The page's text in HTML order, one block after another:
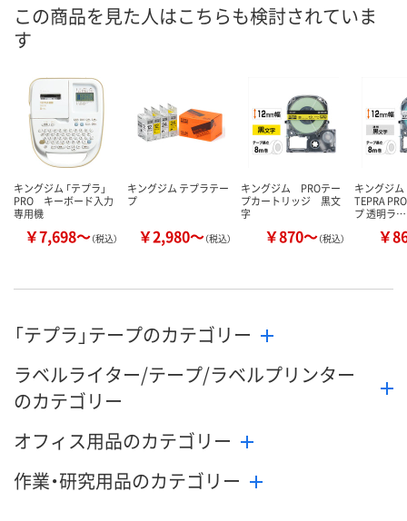
お届け日
数量
カゴへ カゴへ カ
この商品を見た人はこちらも検討されていま
す
キングジム 「テプラ」
PRO キーボード入力
専用機
￥7,698～（税込）
キングジム テプラテー
プ
￥2,980～（税込）
キングジム PROテー
プカートリッジ 黒文
字
￥870～（税込）
キングジム
TEPRA
プ 透明ラ…
￥
「テプラ」テープのカテゴリー
ラベルライター/テープ/ラベルプリンター
のカテゴリー
オフィス用品のカテゴリー
作業・研究用品のカテゴリー